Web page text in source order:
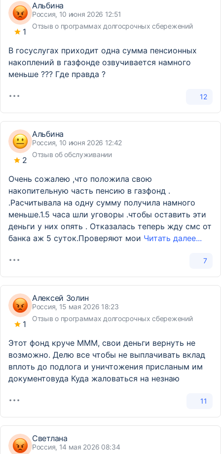
1
Альбина
Россия, 10 июня 2026 12:51
Отзыв о программах долгосрочных сбережений
В госуслугах приходит одна сумма пенсионных
накоплений в газфонде озвучивается намного
меньше ??? Где правда ?
12
2
Альбина
Россия, 10 июня 2026 12:42
Отзыв об обслуживании
Очень сожалею ,что положила свою
накопительную часть пенсию в газфонд .
.Расчитывала на одну сумму получила намного
меньше.1.5 часа шли уговоры .чтобы оставить эти
деньги у них опять . Отказалась теперь жду смс от
банка аж 5 суток.Проверяют мои Читать далее...
7
1
Алексей Золин
Россия, 15 мая 2026 18:23
Отзыв о программах долгосрочных сбережений
Этот фонд круче МММ, свои деньги вернуть не
возможно. Делю все чтобы не выплачивать вклад
вплоть до подлога и уничтожения присланым им
документовуда Куда жаловаться на незнаю
11
Светлана
Россия, 14 мая 2026 08:34